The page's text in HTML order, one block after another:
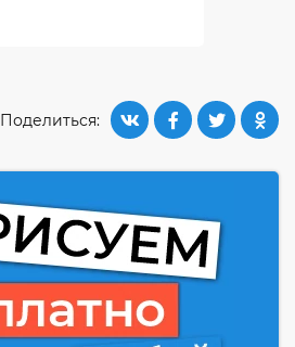
Поделиться: